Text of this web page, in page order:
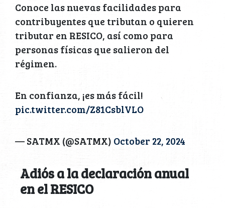
Conoce las nuevas facilidades para
contribuyentes que tributan o quieren
tributar en RESICO, así como para
personas físicas que salieron del
régimen.
En confianza, ¡es más fácil!
pic.twitter.com/Z81CsblVLO
— SATMX (@SATMX) October 22, 2024
Adiós a la declaración anual
en el RESICO